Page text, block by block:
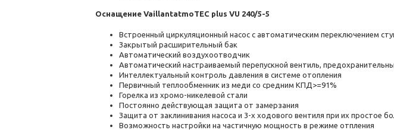
Оснащение VaillantatmoTEC plus VU 240/5-5
Встроенный циркуляционный насос с автоматическим переключением
Закрытый расширительный бак
Автоматический воздухоотводчик
Автоматический настраиваемый перепускной вентиль,
Интеллектуальный контроль давления в системе отопления
Первичный теплообменник из меди со средним КПД>=91%
Горелка из хромо-никелевой стали
Постоянно действующая защита от замерзания
Защита от заклинивания насоса и 3-х ходового вентиля при их простое
Возможность настройки на частичную мощность в режиме отпления